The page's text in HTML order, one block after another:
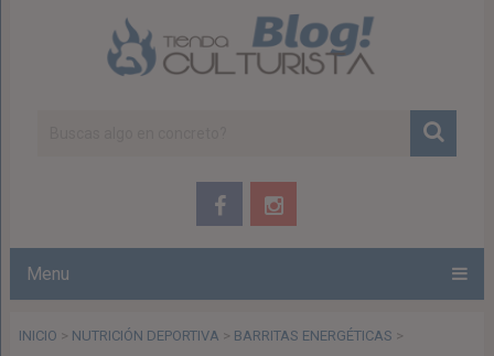
Menu
INICIO > NUTRICIÓN DEPORTIVA > BARRITAS ENERGÉTICAS >